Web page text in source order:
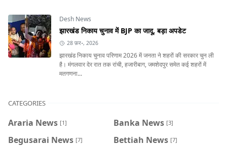
Desh News
झारखंड निकाय चुनाव में BJP का जादू, बड़ा अपडेट
28 फ़र॰, 2026
झारखंड निकाय चुनाव परिणाम 2026 में जनता ने शहरों की सरकार चुन ली
है। मंगलवार देर रात तक रांची, हजारीबाग, जमशेदपुर समेत कई शहरों में
मतगणना...
CATEGORIES
Araria News [1] Banka News [3]
Begusarai News [7] Bettiah News [7]